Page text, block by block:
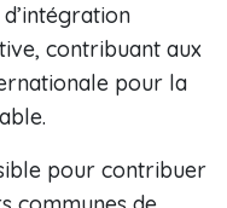
d’intégration
contribuant aux
pour la
pour contribuer